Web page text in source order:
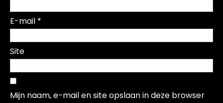
E-mail *
Site
Mijn naam, e-mail en site opslaan in deze browser